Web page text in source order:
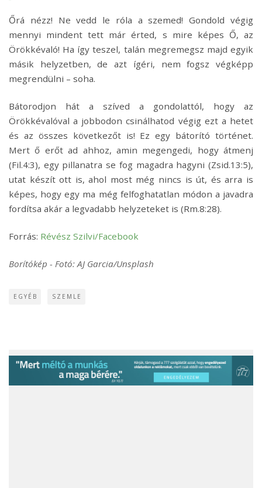
Őrá nézz! Ne vedd le róla a szemed! Gondold végig
mennyi mindent tett már érted, s mire képes Ő, az
Örökkévaló! Ha így teszel, talán megremegsz majd egyik
másik helyzetben, de azt ígéri, nem fogsz végképp
megrendülni – soha.
Bátorodjon hát a szíved a gondolattól, hogy az
Örökkévalóval a jobbodon csinálhatod végig ezt a hetet
és az összes következőt is! Ez egy bátorító történet.
Mert ő erőt ad ahhoz, amin megengedi, hogy átmenj
(Fil.4:3), egy pillanatra se fog magadra hagyni (Zsid.13:5),
utat készít ott is, ahol most még nincs is út, és arra is
képes, hogy egy ma még felfoghatatlan módon a javadra
fordítsa akár a legvadabb helyzeteket is (Rm.8:28).
Forrás: Révész Szilvi/Facebook
Borítókép - Fotó: AJ Garcia/Unsplash
EGYÉB SZEMLE